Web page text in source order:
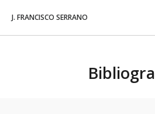
J. FRANCISCO SERRANO